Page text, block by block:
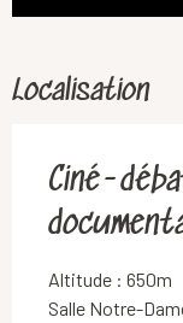
Localisation
Ciné-
Altitude : 650m
Salle Notre-